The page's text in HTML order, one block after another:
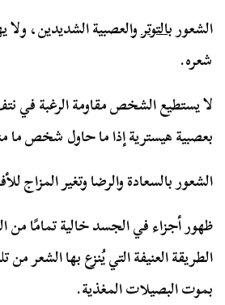
الشعوربالتوتروالعصبية الشديدين،
شعره.
لا يستطيع الشخص مقاومة الرغبة في
بعصبية هيسترية إذا ما حاول شخص ما
الشعور بالسعادة والرضا وتغير المزاج
ظهور أجزاء في الجسد خالية تمامًا
الطريقة العنيفة التي يُنزع بها الشعر
بموت البصيلات المغذية.